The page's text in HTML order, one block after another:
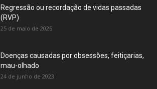
Regressão ou recordação de vidas passadas
(RVP)
25 de maio de 2025
Doenças causadas por obsessões, feitiçarias,
mau-olhado
24 de junho de 2023